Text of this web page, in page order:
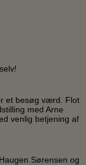
et besøg værd. Flot
med Arne
venlig betjening af
Sørensen og